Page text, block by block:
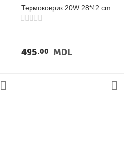
Термоковрик 20W 28*42 cm
495 00 MDL